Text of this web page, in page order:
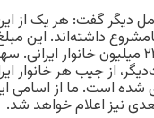
دیگر گفت: هر یک
نیز اعلام خواهد شد.